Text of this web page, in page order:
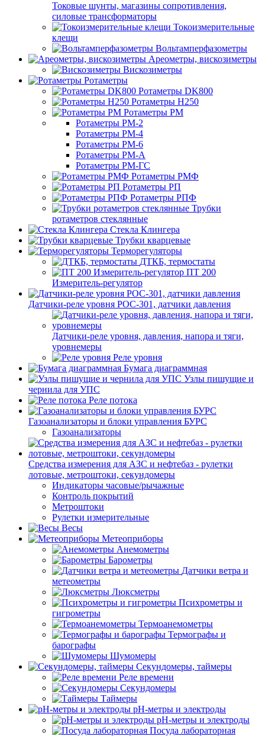
Токовые шунты, магазины сопротивления,
силовые трансформаторы
Токоизмерительные
клещи
Вольтамперфазометры
Ареометры, вискозиметры
Вискозиметры
Ротаметры
Ротаметры DK800
Ротаметры H250
Ротаметры РМ
Ротаметры РМ-2
Ротаметры РМ-4
Ротаметры РМ-6
Ротаметры РМ-А
Ротаметры РМ-ГС
Ротаметры РМФ
Ротаметры РП
Ротаметры РПФ
Трубки
ротаметров стеклянные
Стекла Клингера
Трубки кварцевые
Терморегуляторы
ДТКБ, термостаты
ПТ 200
Измеритель-регулятор
Датчики-реле уровня РОС-301, датчики давления
Датчики-реле уровня, давления, напора и тяги,
уровнемеры
Реле уровня
Бумага диаграммная
Узлы пишущие и
чернила для УПС
Реле потока
Газоанализаторы и блоки управления БУРС
Газоанализаторы
Средства измерения для АЗС и нефтебаз - рулетки
лотовые, метроштоки, секундомеры
Индикаторы часовые/рычажные
Контроль покрытий
Метроштоки
Рулетки измерительные
Весы
Метеоприборы
Анемометры
Барометры
Датчики ветра и
метеометры
Люксметры
Психрометры и
гигрометры
Термоанемометры
Термографы и
барографы
Шумомеры
Секундомеры, таймеры
Реле времени
Секундомеры
Таймеры
pH-метры и электроды
pH-метры и электроды
Посуда лабораторная